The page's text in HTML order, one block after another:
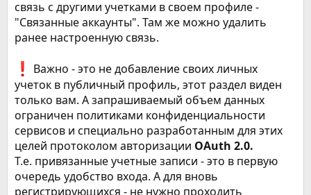
связь с другими учетками в своем профиле -
"Связанные аккаунты". Там же можно удалить
ранее настроенную связь.
Важно - это не добавление своих личных
учеток в публичный профиль, этот раздел виден
только вам. А запрашиваемый объем данных
ограничен политиками конфиденциальности
сервисов и специально разработанным для этих
целей протоколом авторизации OAuth 2.0.
Т.е. привязанные учетные записи - это в первую
очередь удобство входа. А для вновь
регистрирующихся - не нужно проходить